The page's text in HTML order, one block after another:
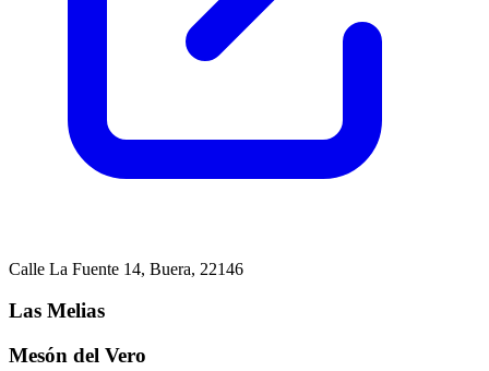
Calle La Fuente 14, Buera, 22146
Las Melias
Mesón del Vero